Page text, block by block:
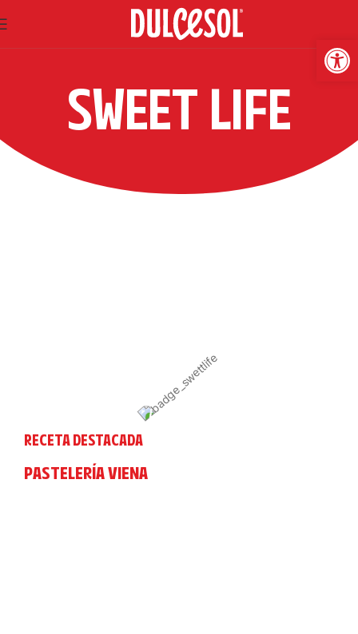
SWEET LIFE
VIENA
RECETA DESTACADA
PASTELERÍA VIENA